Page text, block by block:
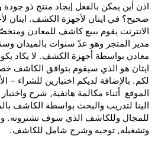
اذن أين يمكن بالفعل إيجاد منتج ذو
صحيح؟ في ايتان لأجهزة الكشف. ايتان
الانترنت يقوم ببيع كاشف للمعادن
مدير المتجر وهو عدّ سنوات بالميدان
معادن بواسطة أجهزة الكشف. لا يكاد
ايتان هو الذي سيقوم بتوافق الكاشف
لكم. بالإضافة لديكم اختيارين للشراء –
الموقع أثناء مكالمة هاتفية, شرح واختيار
الينا لتدريب والبحث بواسطة الكاشف
للمجال وللكاشف الذي سوف تشترونه.
وتشغيله, توجيه وشرح شامل للكاشف.